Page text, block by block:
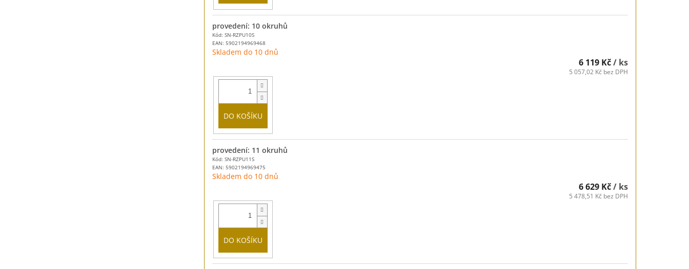
Kód: SN-RZPU10S
EAN: 5902194969468
provedení: 10 okruhů
Skladem do 10 dnů
6 119 Kč/ ks
5 057,02 Kč bez DPH
DO KOŠÍKU
Kód: SN-RZPU11S
EAN: 5902194969475
provedení: 11 okruhů
Skladem do 10 dnů
6 629 Kč/ ks
5 478,51 Kč bez DPH
DO KOŠÍKU